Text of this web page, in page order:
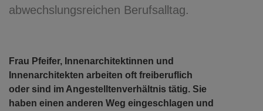
abwechslungsreichen Berufsalltag.
Frau Pfeifer, Innenarchitektinnen und
Innenarchitekten arbeiten oft freiberuflich
oder sind im Angestelltenverhältnis tätig. Sie
haben einen anderen Weg eingeschlagen und